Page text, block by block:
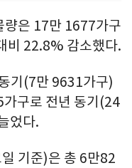
량은 17만 1677가구
비 22.8% 감소했다.
기(7만 9631가구)
구로 전년 동기(24
었다.
기준)은 총 6만82